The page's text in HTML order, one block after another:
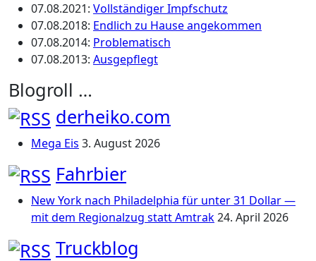
07.08.2021: Vollständiger Impfschutz
07.08.2018: Endlich zu Hause angekommen
07.08.2014: Problematisch
07.08.2013: Ausgepflegt
Blogroll …
derheiko.com
Mega Eis 3. August 2026
Fahrbier
New York nach Philadelphia für unter 31 Dollar —
mit dem Regionalzug statt Amtrak24. April 2026
Truckblog